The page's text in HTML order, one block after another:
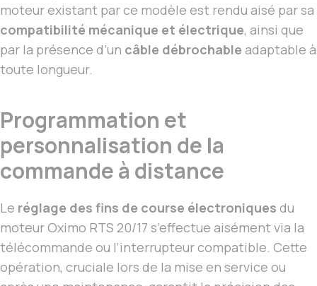
moteur existant par ce modèle est rendu aisé par sa
compatibilité mécanique et électrique, ainsi que
par la présence d’un câble débrochable adaptable à
toute longueur.
Programmation et
personnalisation de la
commande à distance
Le réglage des fins de course électroniques du
moteur Oximo RTS 20/17 s’effectue aisément via la
télécommande ou l’interrupteur compatible. Cette
opération, cruciale lors de la mise en service ou